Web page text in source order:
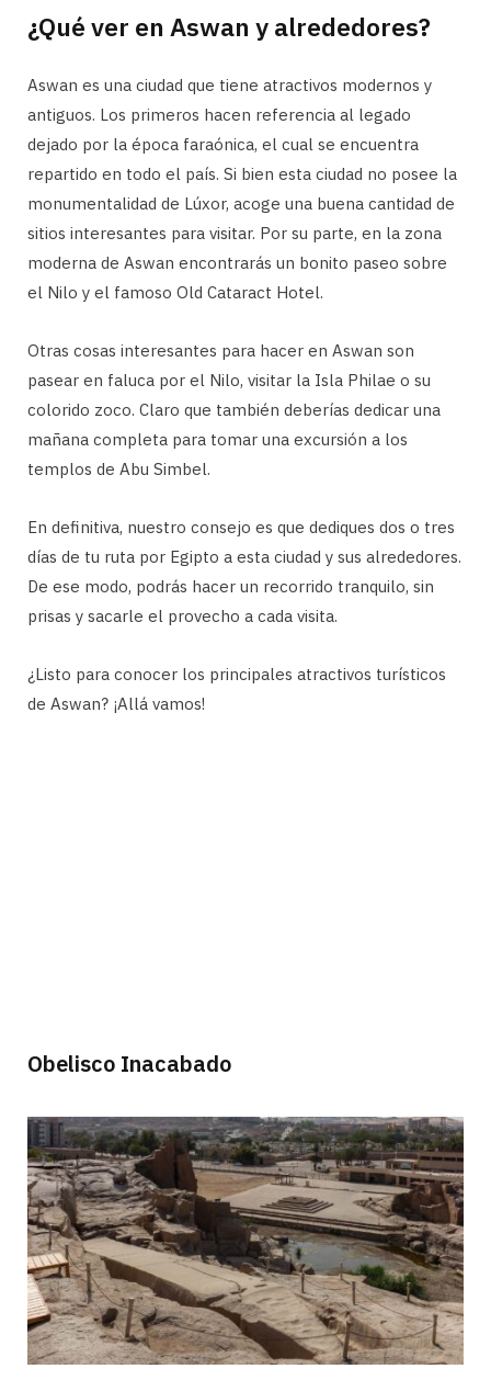
¿Qué ver en Aswan y alrededores?
Aswan es una ciudad que tiene atractivos modernos y
antiguos. Los primeros hacen referencia al legado
dejado por la época faraónica, el cual se encuentra
repartido en todo el país. Si bien esta ciudad no posee la
monumentalidad de Lúxor, acoge una buena cantidad de
sitios interesantes para visitar. Por su parte, en la zona
moderna de Aswan encontrarás un bonito paseo sobre
el Nilo y el famoso Old Cataract Hotel.
Otras cosas interesantes para hacer en Aswan son
pasear en faluca por el Nilo, visitar la Isla Philae o su
colorido zoco. Claro que también deberías dedicar una
mañana completa para tomar una excursión a los
templos de Abu Simbel.
En definitiva, nuestro consejo es que dediques dos o tres
días de tu ruta por Egipto a esta ciudad y sus alrededores.
De ese modo, podrás hacer un recorrido tranquilo, sin
prisas y sacarle el provecho a cada visita.
¿Listo para conocer los principales atractivos turísticos
de Aswan? ¡Allá vamos!
Obelisco Inacabado